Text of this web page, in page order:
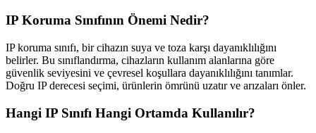
IP Koruma Sınıfının Önemi Nedir?
IP koruma sınıfı, bir cihazın suya ve toza karşı dayanıklılığını
belirler. Bu sınıflandırma, cihazların kullanım alanlarına göre
güvenlik seviyesini ve çevresel koşullara dayanıklılığını tanımlar.
Doğru IP derecesi seçimi, ürünlerin ömrünü uzatır ve arızaları önler.
Hangi IP Sınıfı Hangi Ortamda Kullanılır?